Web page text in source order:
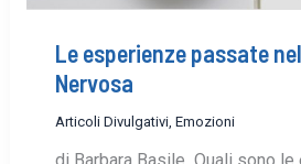
Le esperienze passate
Nervosa
Articoli Divulgativi, Emozioni